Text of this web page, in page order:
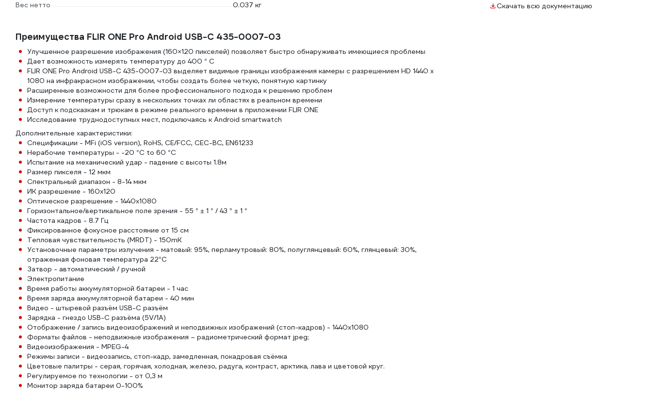
Вес нетто
0.037 кг
Преимущества FLIR ONE Pro Android USB-C 435-0007-03
Улучшенное разрешение изображения (160×120 пикселей) позволяет быстро обнаруживать имеющиеся проблемы
Дает возможность измерять температуру до 400 ° С
FLIR ONE Pro Android USB-C 435-0007-03 выделяет видимые границы изображения камеры с разрешением HD 1440 x
1080 на инфракрасном изображении, чтобы создать более четкую, понятную картинку
Расширенные возможности для более профессионального подхода к решению проблем
Измерение температуры сразу в нескольких точках ли областях в реальном времени
Доступ к подсказкам и трюкам в режиме реального времени в приложении FLIR ONE
Исследование труднодоступных мест, подключаясь к Android smartwatch
Дополнительные характеристики:
Спецификации - MFi (iOS version), RoHS, CE/FCC, CEC-BC, EN61233
Нерабочие температуры - -20 °C to 60 °C
Испытание на механический удар - падение с высоты 1.8м
Размер пикселя - 12 мкм
Спектральный диапазон - 8-14 мкм
ИК разрешение - 160x120
Оптическое разрешение - 1440x1080
Горизонтальное/вертикальное поле зрения - 55 ° ± 1 ° / 43 ° ± 1 °
Частота кадров - 8.7 Гц
Фиксированное фокусное расстояние от 15 см
Тепловая чувствительность (MRDT) - 150mK
Установочные параметры излучения - матовый: 95%, перламутровый: 80%, полуглянцевый: 60%, глянцевый: 30%,
отраженная фоновая температура 22°C
Затвор - автоматический / ручной
Электропитание
Время работы аккумуляторной батареи - 1 час
Время заряда аккумуляторной батареи - 40 мин
Видео - штыревой разъём USB-C разъём
Зарядка - гнездо USB-C разъёма (5V/1А)
Отображение / запись видеоизображений и неподвижных изображений (стоп-кадров) - 1440x1080
Форматы файлов - неподвижные изображения – радиометрический формат jpeg;
Видеоизображения - MPEG-4
Режимы записи - видеозапись, стоп-кадр, замедленная, покадровая съёмка
Цветовые палитры - серая, горячая, холодная, железо, радуга, контраст, арктика, лава и цветовой круг.
Регулируемое по технологии - от 0,3 м
Монитор заряда батареи 0-100%
Скачать всю документацию